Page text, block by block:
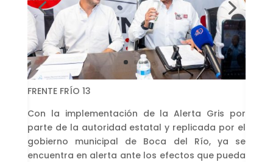
FRENTE FRÍO 13
Con la implementación de la Alerta Gris por
parte de la autoridad estatal y replicada por el
gobierno municipal de Boca del Río, ya se
encuentra en alerta ante los efectos que pueda